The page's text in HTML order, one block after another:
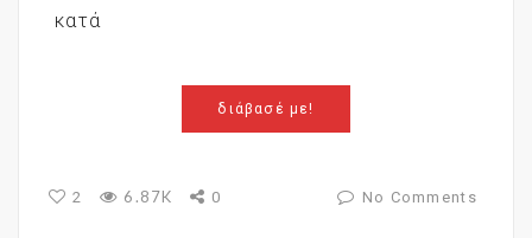
κατά
διάβασέ με!
2 6.87K 0 No Comments